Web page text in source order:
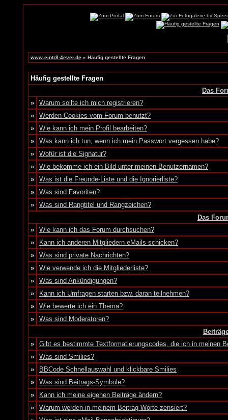
www.eintr8-4ever.de » Häufig gestellte Fragen
Häufig gestellte Fragen
Das
»
Warum sollte ich mich registrieren?
»
Werden Cookies vom Forum benutzt?
»
Wie kann ich mein Profil bearbeiten?
»
Was kann ich tun, wenn ich mein Passwort vergessen habe?
»
Wofür ist die Signatur?
»
Wie bekomme ich ein Bild unter meinen Benutzernamen?
»
Was ist die Freunde-Liste und die Ignorierliste?
»
Was sind Favoriten?
»
Was sind Rangtitel und Rangzeichen?
Das
»
Wie kann ich das Forum durchsuchen?
»
Kann ich anderen Mitgliedern eMails schicken?
»
Was sind private Nachrichten?
»
Wie verwende ich die Mitgliederliste?
»
Was sind Ankündigungen?
»
Kann ich Umfragen starten bzw. daran teilnehmen?
»
Wie bewerte ich ein Thema?
»
Was sind Moderatoren?
»
Gibt es bestimmte Textformatierungscodes, die ich in meinen
»
Was sind Smilies?
»
BBCode Schnellauswahl und klickbare Smilies
»
Was sind Beitrags-Symbole?
»
Kann ich meine eigenen Beiträge ändern?
»
Warum werden in meinem Beitrag Worte zensiert?